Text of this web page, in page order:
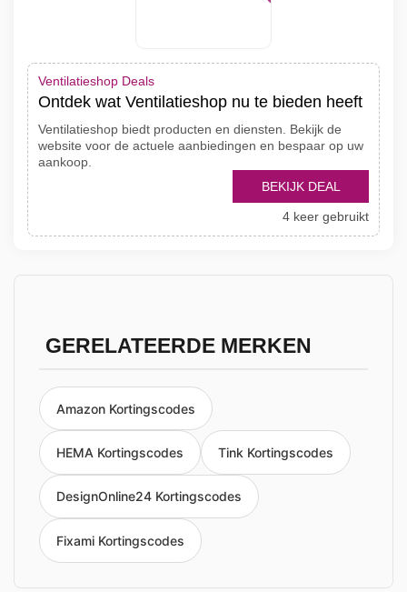
Ventilatieshop Deals
Ontdek wat Ventilatieshop nu te bieden heeft
Ventilatieshop biedt producten en diensten. Bekijk de
website voor de actuele aanbiedingen en bespaar op uw
aankoop.
BEKIJK DEAL
4 keer gebruikt
GERELATEERDE MERKEN
Amazon Kortingscodes
HEMA Kortingscodes Tink Kortingscodes
DesignOnline24 Kortingscodes
Fixami Kortingscodes